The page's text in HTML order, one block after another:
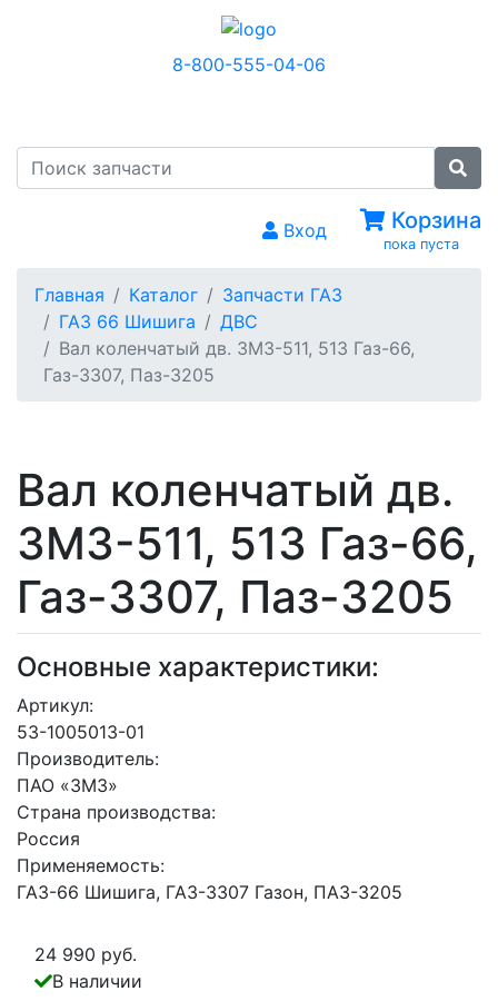
8-800-555-04-06
Вход Корзина
пока пуста
Главная Каталог
Запчасти ГАЗ
ГАЗ 66 Шишига
ДВС
Вал коленчатый дв. ЗМЗ-511, 513 Газ-66,
Газ-3307, Паз-3205
Вал коленчатый дв.
ЗМЗ-511, 513 Газ-66,
Газ-3307, Паз-3205
Основные характеристики:
Артикул:
53-1005013-01
Производитель:
ПАО «ЗМЗ»
Страна производства:
Россия
Применяемость:
ГАЗ-66 Шишига, ГАЗ-3307 Газон, ПАЗ-3205
24 990 руб.
В наличии